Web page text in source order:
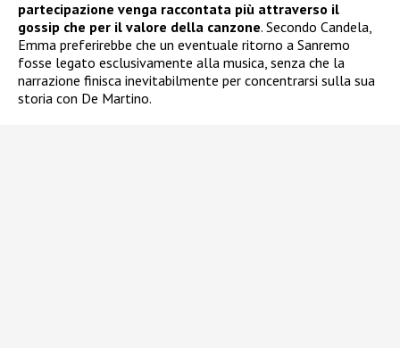
partecipazione venga raccontata più attraverso il
gossip che per il valore della canzone. Secondo Candela,
Emma preferirebbe che un eventuale ritorno a Sanremo
fosse legato esclusivamente alla musica, senza che la
narrazione finisca inevitabilmente per concentrarsi sulla sua
storia con De Martino.